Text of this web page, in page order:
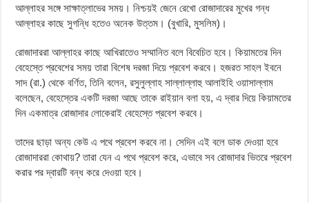
আল্লাহর সঙ্গে সাক্ষাত্লাভের সময়। নিশ্চয়ই জেনে রেখো রোজাদারের মুখের গন্ধ
আল্লাহর কাছে সুগন্ধি হতেও অনেক উত্তম। (বুখারি, মুসলিম)।
রোজাদাররা আল্লাহর কাছে আখিরাতেও সম্মানিত বলে বিবেচিত হবে। কিয়ামতের দিন
বেহেস্তে প্রবেশের সময় তারা বিশেষ দরজা দিয়ে প্রবেশ করবে। হজরত সাহল ইবনে
সাদ (রা.) থেকে বর্ণিত, তিনি বলেন, রসুলুল্লাহ সাল্লাল্লাহু আলাইহি ওয়াসাল্লাম
বলেছেন, বেহেস্তের একটি দরজা আছে তাকে রাইয়ান বলা হয়, এ দ্বার দিয়ে কিয়ামতের
দিন একমাত্র রোজাদার লোকেরাই বেহেস্তে প্রবেশ করবে।
তাদের ছাড়া অন্য কেউ এ পথে প্রবেশ করবে না। সেদিন এই বলে ডাক দেওয়া হবে
রোজাদাররা কোথায়? তারা যেন এ পথে প্রবেশ করে, এভাবে সব রোজাদার ভিতরে প্রবেশ
করার পর দ্বারটি বন্ধ করে দেওয়া হবে।